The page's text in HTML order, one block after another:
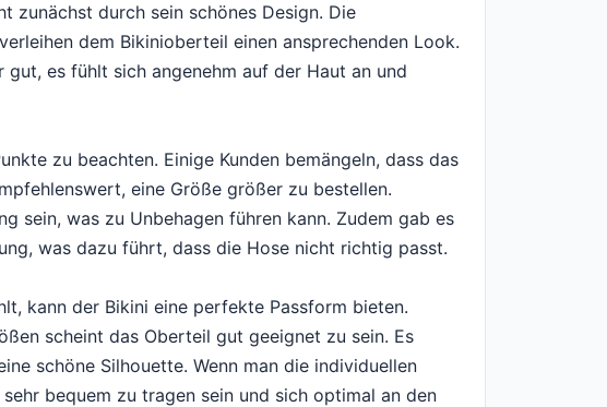
zunächst durch sein schönes Design. Die
dem Bikinioberteil einen ansprechenden Look.
es fühlt sich angenehm auf der Haut an und
zu beachten. Einige Kunden bemängeln, dass das
eine Größe größer zu bestellen.
sein, was zu Unbehagen führen kann. Zudem gab es
was dazu führt, dass die Hose nicht richtig passt.
kann der Bikini eine perfekte Passform bieten.
scheint das Oberteil gut geeignet zu sein. Es
schöne Silhouette. Wenn man die individuellen
bequem zu tragen sein und sich optimal an den